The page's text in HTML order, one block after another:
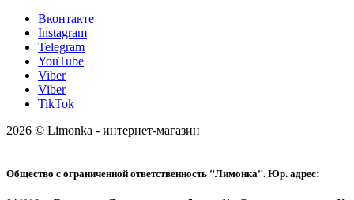
Вконтакте
Instagram
Telegram
YouTube
Viber
Viber
TikTok
2026 © Limonka - интернет-магазин
Общество с ограниченной ответственность "Лимонка". Юр. адрес: